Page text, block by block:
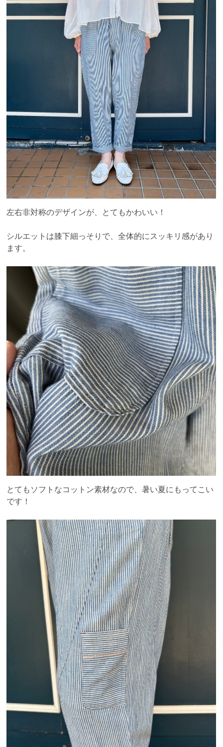
左右非対称のデザインが、とてもかわいい！
シルエットは膝下細っそりで、全体的にスッキリ感があり
ます。
とてもソフトなコットン素材なので、暑い夏にもってこい
です！